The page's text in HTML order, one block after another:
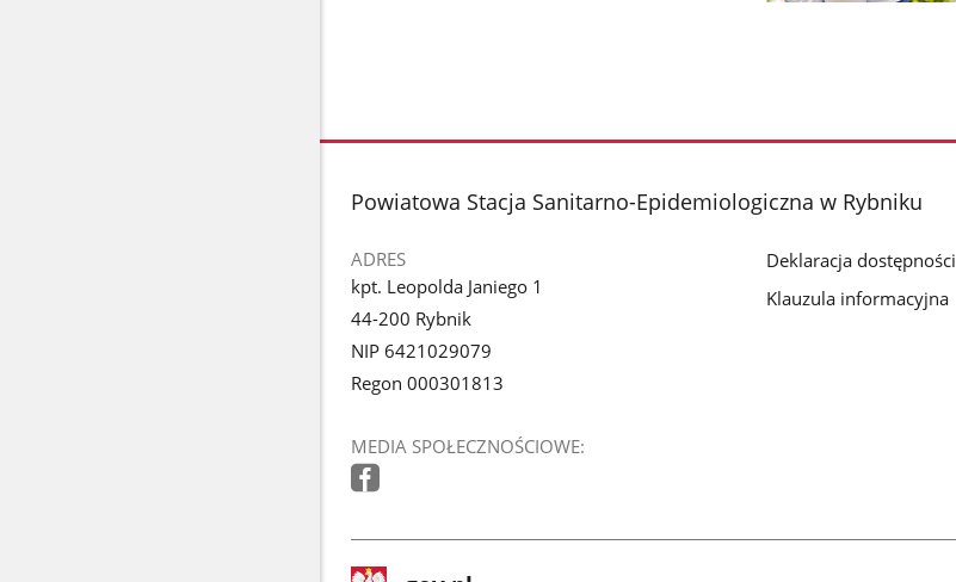
stopka
Powiatowa Stacja Sanitarno-Epidemiologiczna w Rybniku
ADRES
kpt. Leopolda Janiego 1
44-200 Rybnik
NIP 6421029079
Regon 000301813
MEDIA SPOŁECZNOŚCIOWE:
Deklaracja dostępności
Klauzula informacyjna
stopka